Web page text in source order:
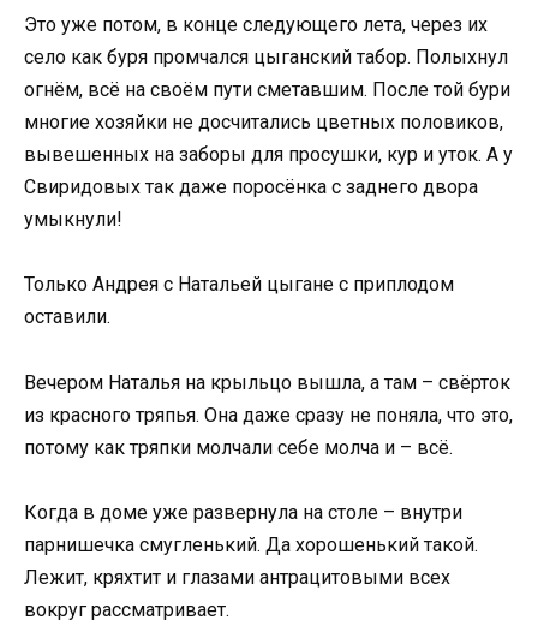
Это уже потом, в конце следующего лета, через их
село как буря промчался цыганский табор. Полыхнул
огнём, всё на своём пути сметавшим. После той бури
многие хозяйки не досчитались цветных половиков,
вывешенных на заборы для просушки, кур и уток. А у
Свиридовых так даже поросёнка с заднего двора
умыкнули!
Только Андрея с Натальей цыгане с приплодом
оставили.
Вечером Наталья на крыльцо вышла, а там – свёрток
из красного тряпья. Она даже сразу не поняла, что это,
потому как тряпки молчали себе молча и – всё.
Когда в доме уже развернула на столе – внутри
парнишечка смугленький. Да хорошенький такой.
Лежит, кряхтит и глазами антрацитовыми всех
вокруг рассматривает.